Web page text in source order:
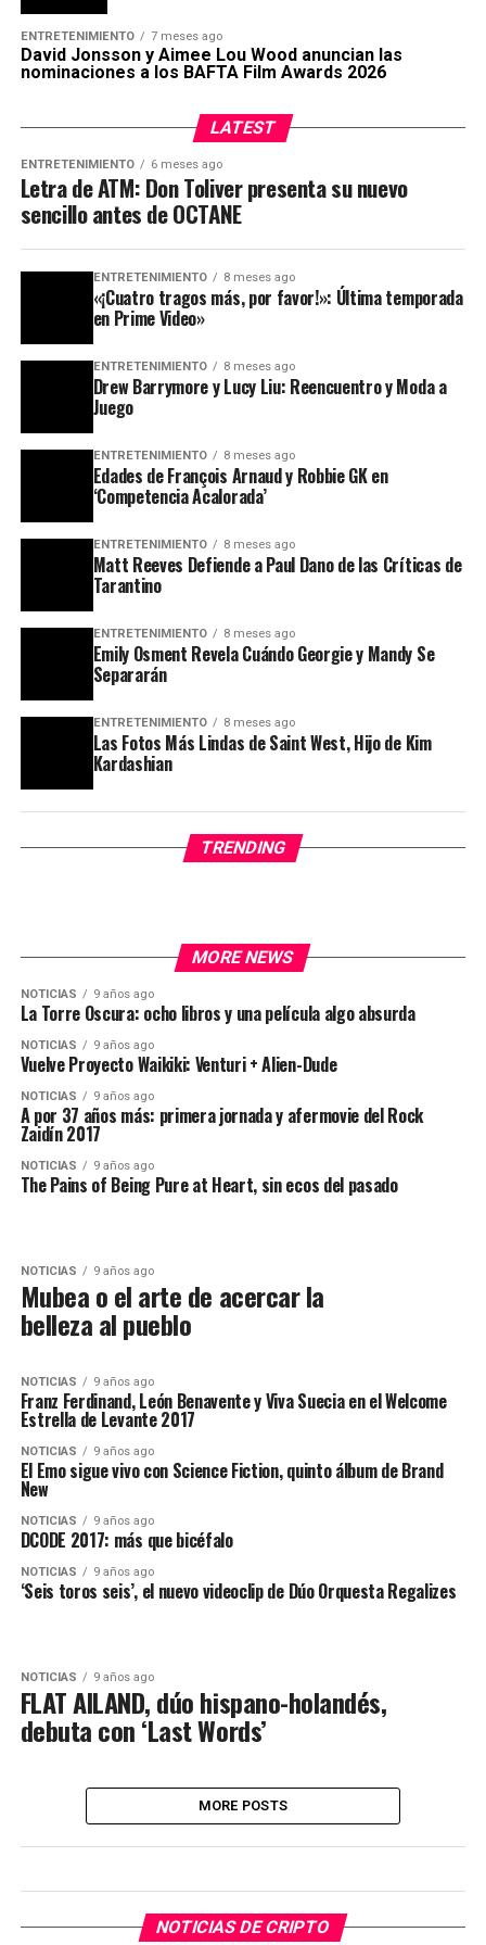
ENTRETENIMIENTO 7 meses ago
David Jonsson y Aimee Lou Wood anuncian las
nominaciones a los BAFTA Film Awards 2026
LATEST
ENTRETENIMIENTO 6 meses ago
Letra de ATM: Don Toliver presenta su nuevo
sencillo antes de OCTANE
ENTRETENIMIENTO 8 meses ago
«¡Cuatro tragos más, por favor!»: Última temporada
en Prime Video»
ENTRETENIMIENTO 8 meses ago
Drew Barrymore y Lucy Liu: Reencuentro y Moda a
Juego
ENTRETENIMIENTO 8 meses ago
Edades de François Arnaud y Robbie GK en
‘Competencia Acalorada’
ENTRETENIMIENTO 8 meses ago
Matt Reeves Defiende a Paul Dano de las Críticas de
Tarantino
ENTRETENIMIENTO 8 meses ago
Emily Osment Revela Cuándo Georgie y Mandy Se
Separarán
ENTRETENIMIENTO 8 meses ago
Las Fotos Más Lindas de Saint West, Hijo de Kim
Kardashian
TRENDING
MORE NEWS
NOTICIAS 9 años ago
La Torre Oscura: ocho libros y una película algo absurda
NOTICIAS 9 años ago
Vuelve Proyecto Waikiki: Venturi + Alien-Dude
NOTICIAS 9 años ago
A por 37 años más: primera jornada y afermovie del Rock
Zaidín 2017
NOTICIAS 9 años ago
The Pains of Being Pure at Heart, sin ecos del pasado
NOTICIAS 9 años ago
Mubea o el arte de acercar la
belleza al pueblo
NOTICIAS 9 años ago
Franz Ferdinand, León Benavente y Viva Suecia en el Welcome
Estrella de Levante 2017
NOTICIAS 9 años ago
El Emo sigue vivo con Science Fiction, quinto álbum de Brand
New
NOTICIAS 9 años ago
DCODE 2017: más que bicéfalo
NOTICIAS 9 años ago
‘Seis toros seis’, el nuevo videoclip de Dúo Orquesta Regalizes
NOTICIAS 9 años ago
FLAT AILAND, dúo hispano-holandés,
debuta con ‘Last Words’
MORE POSTS
NOTICIAS DE CRIPTO